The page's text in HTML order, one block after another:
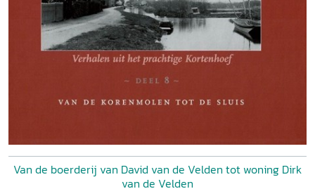
Van de boerderij van David van de Velden tot woning Dirk
van de Velden